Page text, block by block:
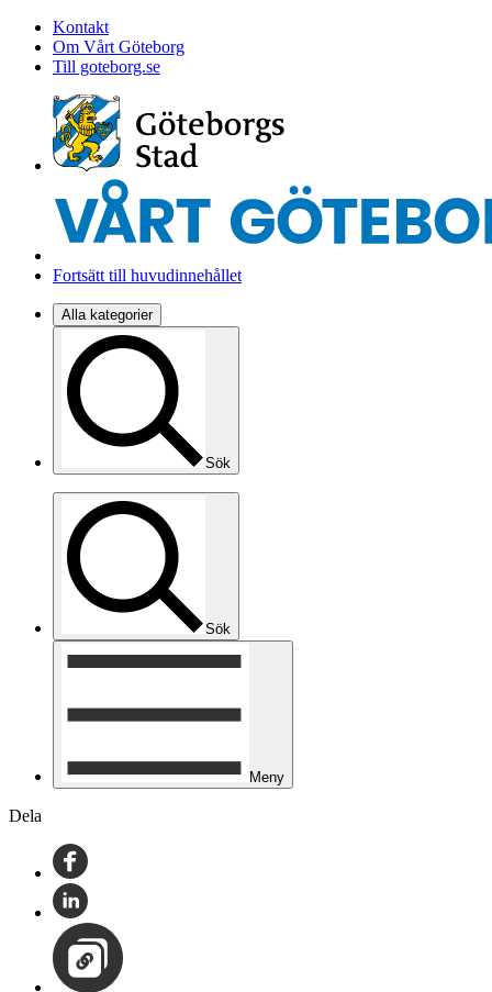
Kontakt
Om Vårt Göteborg
Till goteborg.se
Fortsätt till huvudinnehållet
Alla kategorier
Sök
Sök
Meny
Dela